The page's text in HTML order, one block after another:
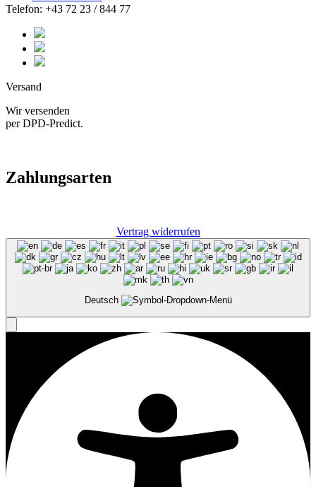
Telefon: +43 72 23 / 844 77
Versand
Wir versenden
per DPD-Predict.
Zahlungsarten
Vertrag widerrufen
Deutsch